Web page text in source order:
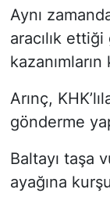
Aynı
aracılık
kazanımların
Arınç,
gönderme
Baltayı taşa
ayağına